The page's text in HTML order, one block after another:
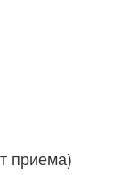
приема)